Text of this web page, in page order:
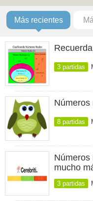
Más recientes
3 partidas
Números
8 partidas
Números
mucho
3 partidas